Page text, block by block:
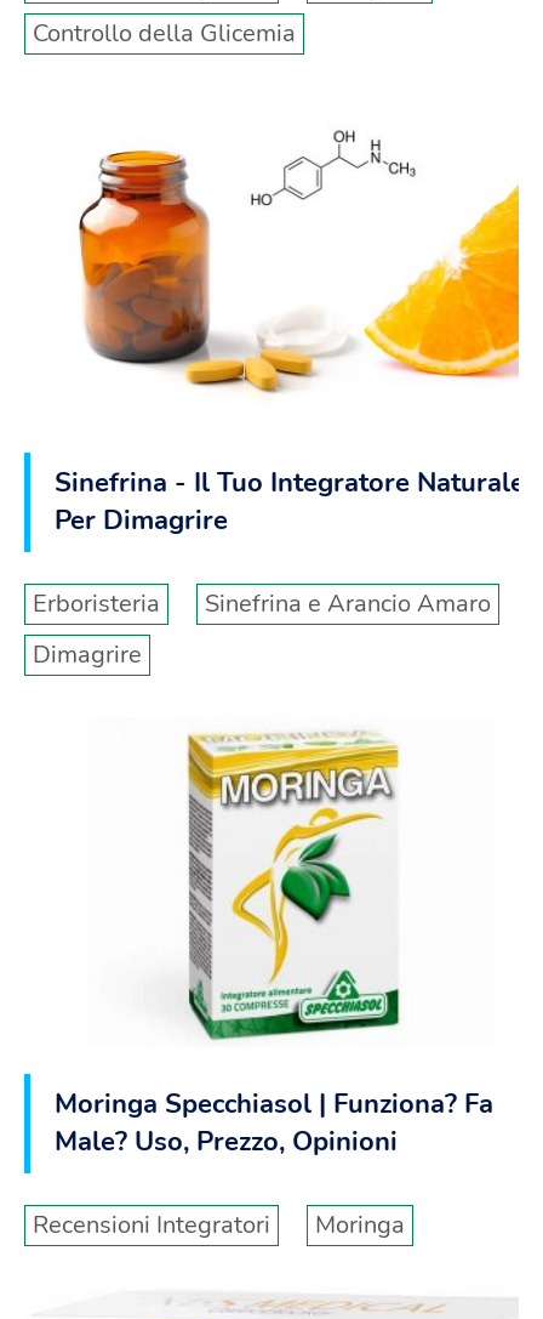
Controllo della Glicemia
Sinefrina - Il Tuo Integratore Naturale
Per Dimagrire
Erboristeria
Sinefrina e Arancio Amaro
Dimagrire
Moringa Specchiasol | Funziona? Fa
Male? Uso, Prezzo, Opinioni
Recensioni Integratori Moringa